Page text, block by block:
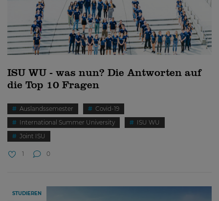
ISU WU - was nun? Die Antworten auf
die Top 10 Fragen
Auslandssemester
Covid-19
International Summer University
ISU WU
Joint ISU
1 0
STUDIEREN